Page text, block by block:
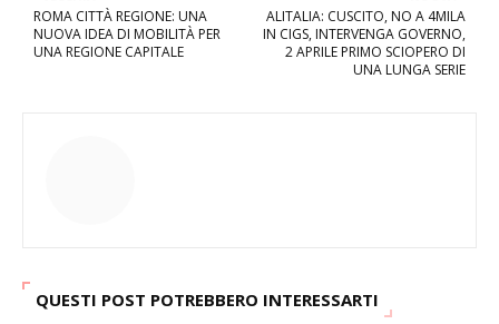
ALITALIA: CUSCITO, NO A 4MILA
IN CIGS, INTERVENGA GOVERNO,
2 APRILE PRIMO SCIOPERO DI
UNA LUNGA SERIE
ROMA CITTÀ REGIONE: UNA
NUOVA IDEA DI MOBILITÀ PER
UNA REGIONE CAPITALE
QUESTI POST POTREBBERO INTERESSARTI